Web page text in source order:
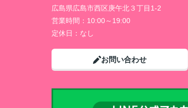
広島県広島市西区庚午北３丁目1-2
営業時間： 10:00～19:00
定休日： なし
お問い合わせ